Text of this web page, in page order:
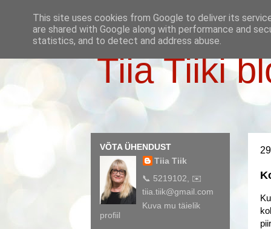
Tiia Tiiki
VÕTA ÜHENDUST
Tiia Tiik
📞 5219102, ✉️
tiia.tiik@gmail.com
Kuva mu täielik
profiil
This site uses cookies from Google to deliver its
are shared with Google along with performance and
statistics, and to detect and address abuse.